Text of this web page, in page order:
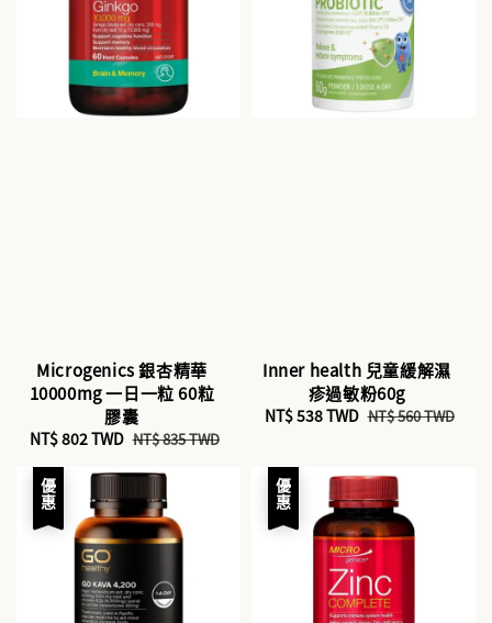
Microgenics 銀杏精華
10000mg 一日一粒 60粒
膠囊
Sale
price
NT$ 802 TWD Regular
NT$ 835 TWD
Inner health 兒童緩解濕
疹過敏粉60g
Sale
NT$ 538 TWD Regular
NT$ 560 TWD
優惠 優惠